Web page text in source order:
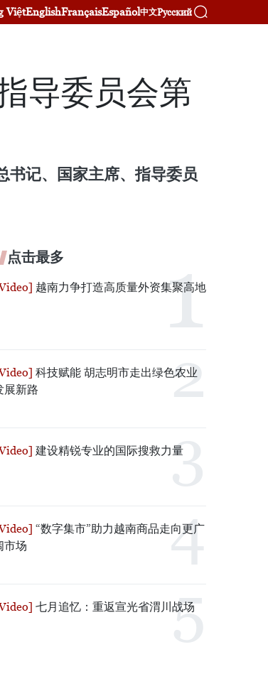
ViệtEnglishFrançaisEspañol中文Русский
导委员会第
书记、国家主席、指导委员
点击最多
越南力争打造高质量外资集聚高地
科技赋能 胡志明市走出绿色农业
展新路
建设精锐专业的国际搜救力量
“数字集市”助力越南商品走向更广
市场
七月追忆：重返宣光省渭川战场